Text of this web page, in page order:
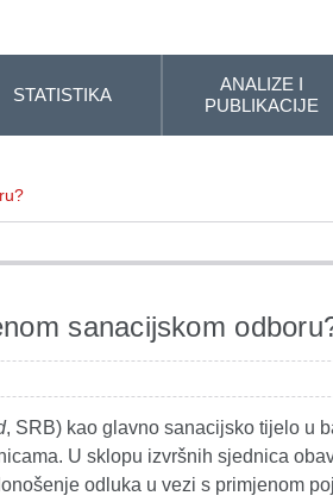
STATISTIKA
ANALIZE I
PUBLIKACIJE
sanacijskom
, SRB) kao glavno sanacijsko tijelo u
U sklopu izvršnih sjednica
odluka u vezi s primjenom